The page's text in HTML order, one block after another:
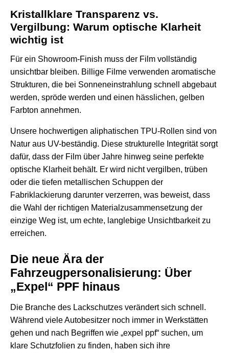
Kristallklare Transparenz vs.
Vergilbung: Warum optische Klarheit
wichtig ist
Für ein Showroom-Finish muss der Film vollständig
unsichtbar bleiben. Billige Filme verwenden aromatische
Strukturen, die bei Sonneneinstrahlung schnell abgebaut
werden, spröde werden und einen hässlichen, gelben
Farbton annehmen.
Unsere hochwertigen aliphatischen TPU-Rollen sind von
Natur aus UV-beständig. Diese strukturelle Integrität sorgt
dafür, dass der Film über Jahre hinweg seine perfekte
optische Klarheit behält. Er wird nicht vergilben, trüben
oder die tiefen metallischen Schuppen der
Fabriklackierung darunter verzerren, was beweist, dass
die Wahl der richtigen Materialzusammensetzung der
einzige Weg ist, um echte, langlebige Unsichtbarkeit zu
erreichen.
Die neue Ära der
Fahrzeugpersonalisierung: Über
„Expel“ PPF hinaus
Die Branche des Lackschutzes verändert sich schnell.
Während viele Autobesitzer noch immer in Werkstätten
gehen und nach Begriffen wie „expel ppf“ suchen, um
klare Schutzfolien zu finden, haben sich ihre